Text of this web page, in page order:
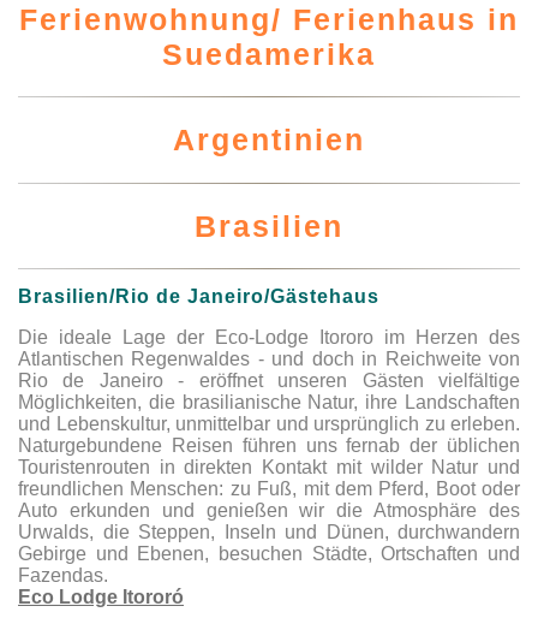
Ferienwohnung/ Ferienhaus in
Suedamerika
Argentinien
Brasilien
Brasilien/Rio de Janeiro/Gästehaus
Die ideale Lage der Eco-Lodge Itororo im Herzen des
Atlantischen Regenwaldes - und doch in Reichweite von
Rio de Janeiro - eröffnet unseren Gästen vielfältige
Möglichkeiten, die brasilianische Natur, ihre Landschaften
und Lebenskultur, unmittelbar und ursprünglich zu erleben.
Naturgebundene Reisen führen uns fernab der üblichen
Touristenrouten in direkten Kontakt mit wilder Natur und
freundlichen Menschen: zu Fuß, mit dem Pferd, Boot oder
Auto erkunden und genießen wir die Atmosphäre des
Urwalds, die Steppen, Inseln und Dünen, durchwandern
Gebirge und Ebenen, besuchen Städte, Ortschaften und
Fazendas.
Eco Lodge Itororó